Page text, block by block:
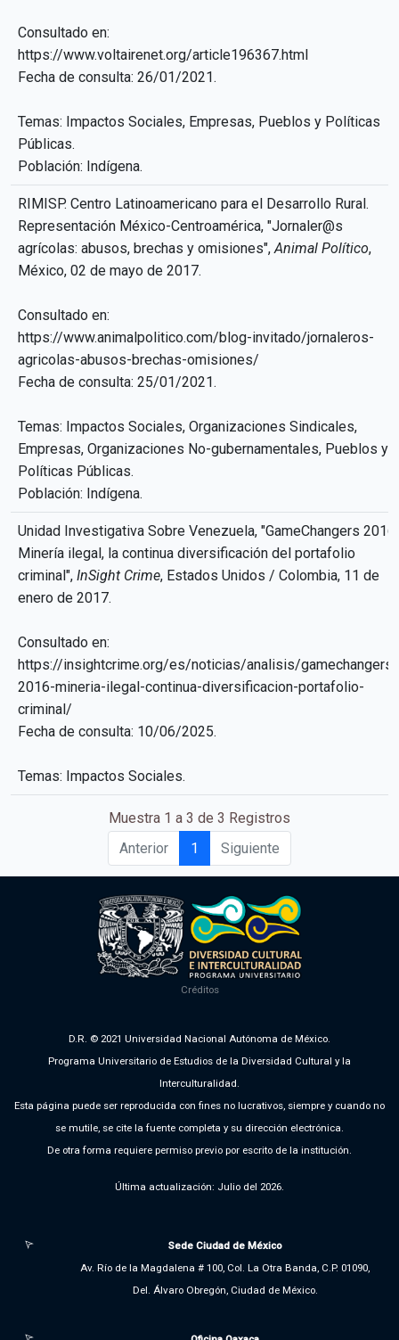
Consultado en:
https://www.voltairenet.org/article196367.html
Fecha de consulta: 26/01/2021.
Temas: Impactos Sociales, Empresas, Pueblos y Políticas
Públicas.
Población: Indígena.
RIMISP. Centro Latinoamericano para el Desarrollo Rural.
Representación México-Centroamérica, "Jornaler@s
agrícolas: abusos, brechas y omisiones",Animal Político,
México, 02 de mayo de 2017.
Consultado en:
https://www.animalpolitico.com/blog-invitado/jornaleros-
agricolas-abusos-brechas-omisiones/
Fecha de consulta: 25/01/2021.
Temas: Impactos Sociales, Organizaciones Sindicales,
Empresas, Organizaciones No-gubernamentales, Pueblos y
Políticas Públicas.
Población: Indígena.
Unidad Investigativa Sobre Venezuela, "GameChangers 2016:
Minería ilegal, la continua diversificación del portafolio
criminal", InSight Crime, Estados Unidos / Colombia, 11 de
enero de 2017.
Consultado en:
https://insightcrime.org/es/noticias/analisis/gamechangers-
2016-mineria-ilegal-continua-diversificacion-portafolio-
criminal/
Fecha de consulta: 10/06/2025.
Temas: Impactos Sociales.
Muestra 1 a 3 de 3 Registros
Anterior
1 Siguiente
Créditos
D.R. © 2021 Universidad Nacional Autónoma de México.
Programa Universitario de Estudios de la Diversidad Cultural y la
Interculturalidad.
Esta página puede ser reproducida con fines no lucrativos, siempre y cuando no
se mutile, se cite la fuente completa y su dirección electrónica.
De otra forma requiere permiso previo por escrito de la institución.
Última actualización: Julio del 2026.
Sede Ciudad de México
Av. Río de la Magdalena # 100, Col. La Otra Banda, C.P. 01090,
Del. Álvaro Obregón, Ciudad de México.